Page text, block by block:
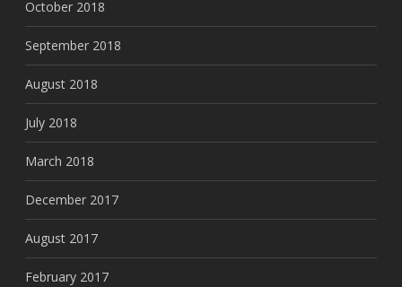
October 2018
September 2018
August 2018
July 2018
March 2018
December 2017
August 2017
February 2017